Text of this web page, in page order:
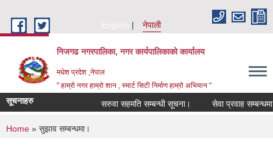
English
नेपाली
निजगढ नगरपालिका, नगर कार्यपालिकाको कार्यालय
मधेश प्रदेश ,नेपाल
" हाम्रो नगर हाम्रो शान , स्मार्ट सिटी निर्माण हाम्रो अभियान "
सूचनाहरु सरुवा सहमति सम्बन्धी सूचना। सेवा प्रवाह सम्बन्धमा।
You are here
Home » सुझाव सम्बन्धमा।